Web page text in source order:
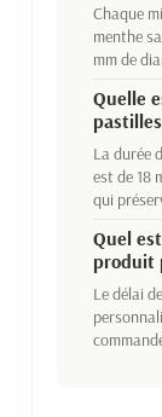
Chaque
menthe
mm de
Quelle
La durée
est de 18
qui
Quel
produit
Le délai